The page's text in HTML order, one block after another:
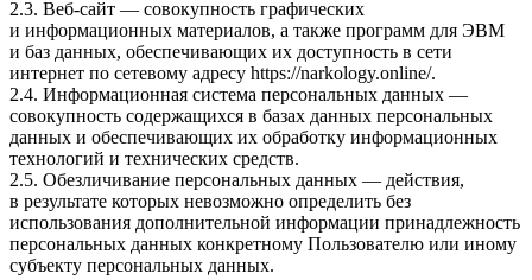
2.3. Веб-сайт — совокупность графических
и информационных материалов, а также программ для ЭВМ
и баз данных, обеспечивающих их доступность в сети
интернет по сетевому адресу https://narkology.online/.
2.4. Информационная система персональных данных —
совокупность содержащихся в базах данных персональных
данных и обеспечивающих их обработку информационных
технологий и технических средств.
2.5. Обезличивание персональных данных — действия,
в результате которых невозможно определить без
использования дополнительной информации принадлежность
персональных данных конкретному Пользователю или иному
субъекту персональных данных.